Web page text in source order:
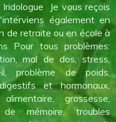
Je vous reçois
également en
de retraite ou en école à
Pour tous problèmes:
mal de dos, stress,
problème de poids,
et hormonaux,
grossesse,
mémoire, troubles